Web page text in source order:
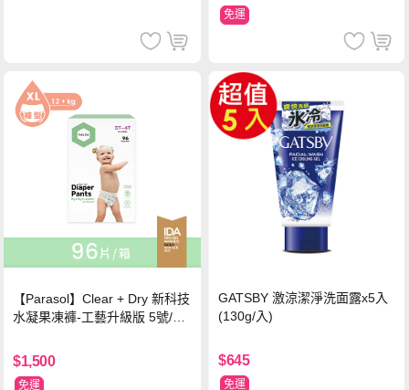
免運
【Parasol】Clear + Dry 新科技
水凝果凍褲-工藝升級版 5號/XL
$1,500
免運
GATSBY 激涼潔淨洗面露x5入
(130g/入)
$645
免運